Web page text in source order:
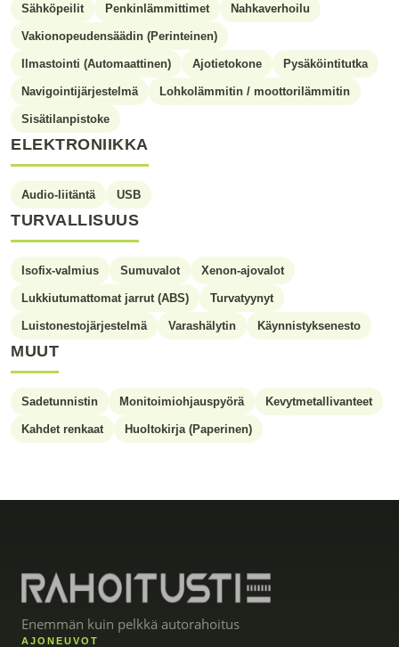
Sähköpeilit Penkinlämmittimet Nahkaverhoilu
Vakionopeudensäädin (Perinteinen)
Ilmastointi (Automaattinen) Ajotietokone Pysäköintitutka
Navigointijärjestelmä Lohkolämmitin / moottorilämmitin
Sisätilanpistoke
ELEKTRONIIKKA
Audio-liitäntä USB
TURVALLISUUS
Isofix-valmius Sumuvalot Xenon-ajovalot
Lukkiutumattomat jarrut (ABS) Turvatyynyt
Luistonestojärjestelmä Varashälytin Käynnistyksenesto
MUUT
Sadetunnistin Monitoimiohjauspyörä Kevytmetallivanteet
Kahdet renkaat Huoltokirja (Paperinen)
Enemmän kuin pelkkä autorahoitus
AJONEUVOT